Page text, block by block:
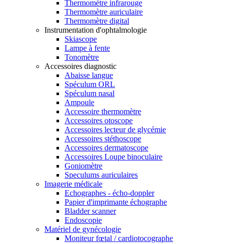
Thermomètre infrarouge
Thermomètre auriculaire
Thermomètre digital
Instrumentation d'ophtalmologie
Skiascope
Lampe à fente
Tonomètre
Accessoires diagnostic
Abaisse langue
Spéculum ORL
Spéculum nasal
Ampoule
Accessoire thermomètre
Accessoires otoscope
Accessoires lecteur de glycémie
Accessoires stéthoscope
Accessoires dermatoscope
Accessoires Loupe binoculaire
Goniomètre
Speculums auriculaires
Imagerie médicale
Echographes - écho-doppler
Papier d'imprimante échographe
Bladder scanner
Endoscopie
Matériel de gynécologie
Moniteur fœtal / cardiotocographe